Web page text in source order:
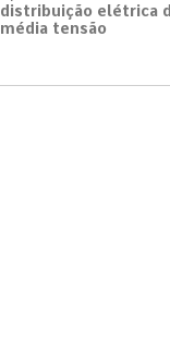
distribuição elétrica
média tensão